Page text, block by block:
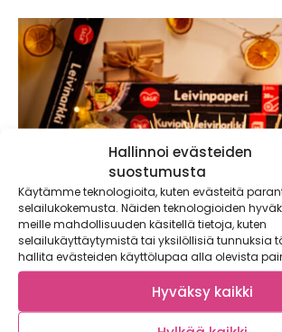
Hallinnoi evästeiden
suostumusta
Käytämme teknologioita, kuten evästeitä
selailukokemusta. Näiden teknologioiden
meille mahdollisuuden käsitellä tietoja, kuten
selailukäyttäytymistä tai yksilöllisiä tunnuksia
hallita evästeiden käyttölupaa alla olevista
Hyväksy kaikki
Leivinpaperista on moneksi:
näppärää niksiä helpottavat
jouluvalmisteluja